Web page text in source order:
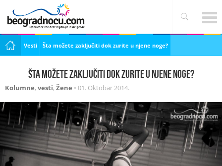
Vesti Šta možete zaključiti dok zurite u njene noge?
Šta možete zaključiti dok zurite u njene noge?
Kolumne, vesti, Žene • 01. Oktobar 2014.